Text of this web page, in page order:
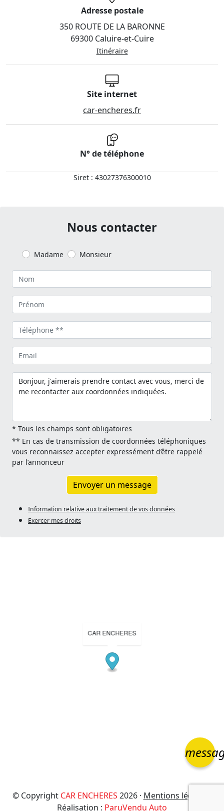
Adresse postale
350 ROUTE DE LA BARONNE
69300 Caluire-et-Cuire
Itinéraire
Site internet
car-encheres.fr
N° de téléphone
Siret : 43027376300010
Nous contacter
Madame Monsieur
* Tous les champs sont obligatoires
** En cas de transmission de coordonnées téléphoniques
vous reconnaissez accepter expressément d’être rappelé
par l’annonceur
Envoyer un message
Information relative aux traitement de vos données
Exercer mes droits
CAR ENCHERES
© Copyright CAR ENCHERES 2026 · Mentions légales
Réalisation : ParuVendu Auto